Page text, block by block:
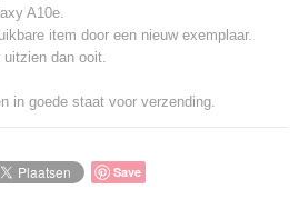
A10e.
item door een nieuw exemplaar.
dan ooit.
in goede staat voor verzending.
Save